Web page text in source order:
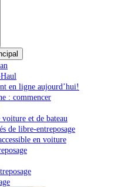
en ligne aujourd’hui!
: commencer
et de bateau
de libre-entreposage
en voiture